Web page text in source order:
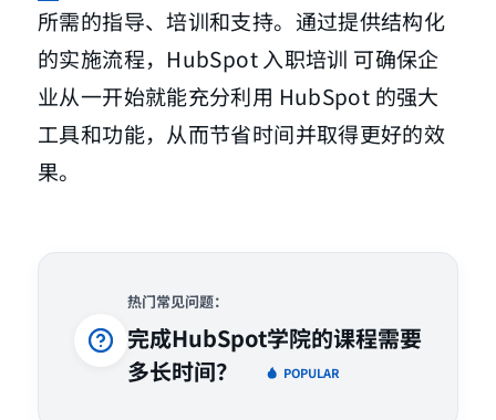
所需的指导、培训和支持。通过提供结构化
的实施流程，HubSpot 入职培训 可确保企
业从一开始就能充分利用 HubSpot 的强大
工具和功能，从而节省时间并取得更好的效
果。
热门常见问题：
完成HubSpot学院的课程需要
多长时间？
POPULAR